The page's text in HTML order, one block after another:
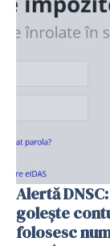
Alertă
golește
folosesc